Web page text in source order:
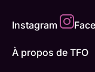
Instagram
À propos de TFO